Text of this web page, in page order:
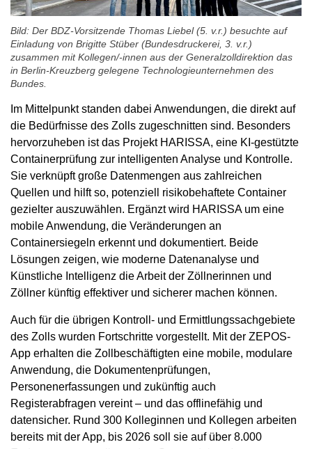
Bild: Der BDZ-Vorsitzende Thomas Liebel (5. v.r.) besuchte auf
Einladung von Brigitte Stüber (Bundesdruckerei, 3. v.r.)
zusammen mit Kollegen/-innen aus der Generalzolldirektion das
in Berlin-Kreuzberg gelegene Technologieunternehmen des
Bundes.
Im Mittelpunkt standen dabei Anwendungen, die direkt auf
die Bedürfnisse des Zolls zugeschnitten sind. Besonders
hervorzuheben ist das Projekt HARISSA, eine KI-gestützte
Containerprüfung zur intelligenten Analyse und Kontrolle.
Sie verknüpft große Datenmengen aus zahlreichen
Quellen und hilft so, potenziell risikobehaftete Container
gezielter auszuwählen. Ergänzt wird HARISSA um eine
mobile Anwendung, die Veränderungen an
Containersiegeln erkennt und dokumentiert. Beide
Lösungen zeigen, wie moderne Datenanalyse und
Künstliche Intelligenz die Arbeit der Zöllnerinnen und
Zöllner künftig effektiver und sicherer machen können.
Auch für die übrigen Kontroll- und Ermittlungssachgebiete
des Zolls wurden Fortschritte vorgestellt. Mit der ZEPOS-
App erhalten die Zollbeschäftigten eine mobile, modulare
Anwendung, die Dokumentenprüfungen,
Personenerfassungen und zukünftig auch
Registerabfragen vereint – und das offlinefähig und
datensicher. Rund 300 Kolleginnen und Kollegen arbeiten
bereits mit der App, bis 2026 soll sie auf über 8.000